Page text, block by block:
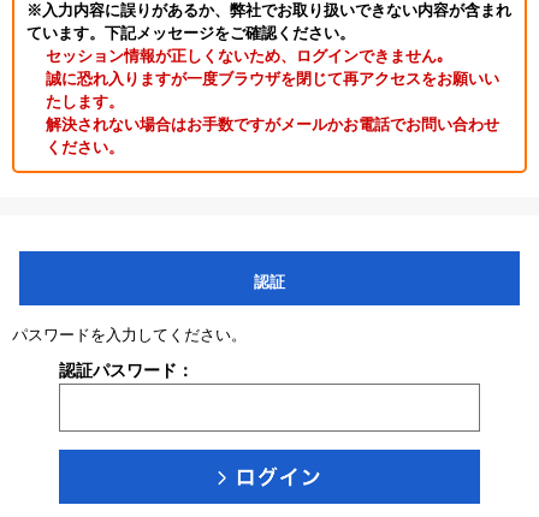
※入力内容に誤りがあるか、弊社でお取り扱いできない内容が含まれ
ています。下記メッセージをご確認ください。
セッション情報が正しくないため、ログインできません｡
誠に恐れ入りますが一度ブラウザを閉じて再アクセスをお願いい
たします。
解決されない場合はお手数ですがメールかお電話でお問い合わせ
ください。
認証
パスワードを入力してください。
認証パスワード：